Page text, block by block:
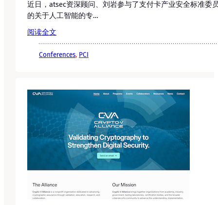
近日，atsec资深顾问、刘岩参与了支付卡产业安全标准委员
的关于人工智能的专…
阅读全文
Conferences, PCI